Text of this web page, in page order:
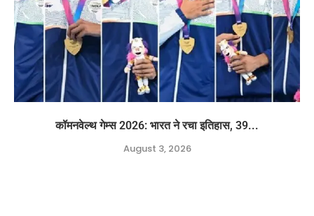
कॉमनवेल्थ गेम्स 2026: भारत ने रचा इतिहास, 39...
August 3, 2026